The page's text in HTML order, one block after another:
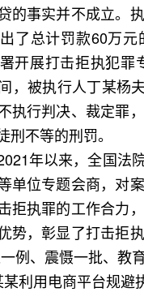
的事实并不成立。
了总计罚款60万
开展打击拒执犯
，被执行人丁某杨
执行判决、裁定罪
不等的刑罚。
年以来，全国法院
单位专题会商，对
拒执罪的工作合力
势，彰显了打击拒
例、震慑一批、教
利用电商平台规避